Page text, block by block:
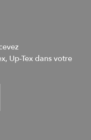
Up-Tex dans votre